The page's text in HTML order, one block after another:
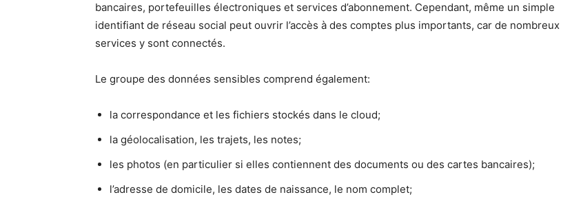
bancaires, portefeuilles électroniques et services d’abonnement. Cependant, même un simple
identifiant de réseau social peut ouvrir l’accès à des comptes plus importants, car de nombreux
services y sont connectés.
Le groupe des données sensibles comprend également:
la correspondance et les fichiers stockés dans le cloud;
la géolocalisation, les trajets, les notes;
les photos (en particulier si elles contiennent des documents ou des cartes bancaires);
l’adresse de domicile, les dates de naissance, le nom complet;